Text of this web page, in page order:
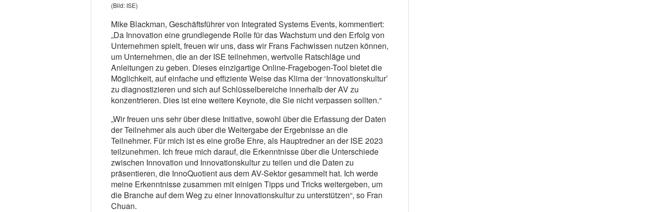
(Bild: ISE)
Mike Blackman, Geschäftsführer von Integrated Systems Events, kommentiert:
„Da Innovation eine grundlegende Rolle für das Wachstum und den Erfolg von
Unternehmen spielt, freuen wir uns, dass wir Frans Fachwissen nutzen können,
um Unternehmen, die an der ISE teilnehmen, wertvolle Ratschläge und
Anleitungen zu geben. Dieses einzigartige Online-Fragebogen-Tool bietet die
Möglichkeit, auf einfache und effiziente Weise das Klima der ‘Innovationskultur’
zu diagnostizieren und sich auf Schlüsselbereiche innerhalb der AV zu
konzentrieren. Dies ist eine weitere Keynote, die Sie nicht verpassen sollten.“
„Wir freuen uns sehr über diese Initiative, sowohl über die Erfassung der Daten
der Teilnehmer als auch über die Weitergabe der Ergebnisse an die
Teilnehmer. Für mich ist es eine große Ehre, als Hauptredner an der ISE 2023
teilzunehmen. Ich freue mich darauf, die Erkenntnisse über die Unterschiede
zwischen Innovation und Innovationskultur zu teilen und die Daten zu
präsentieren, die InnoQuotient aus dem AV-Sektor gesammelt hat. Ich werde
meine Erkenntnisse zusammen mit einigen Tipps und Tricks weitergeben, um
die Branche auf dem Weg zu einer Innovationskultur zu unterstützen“, so Fran
Chuan.